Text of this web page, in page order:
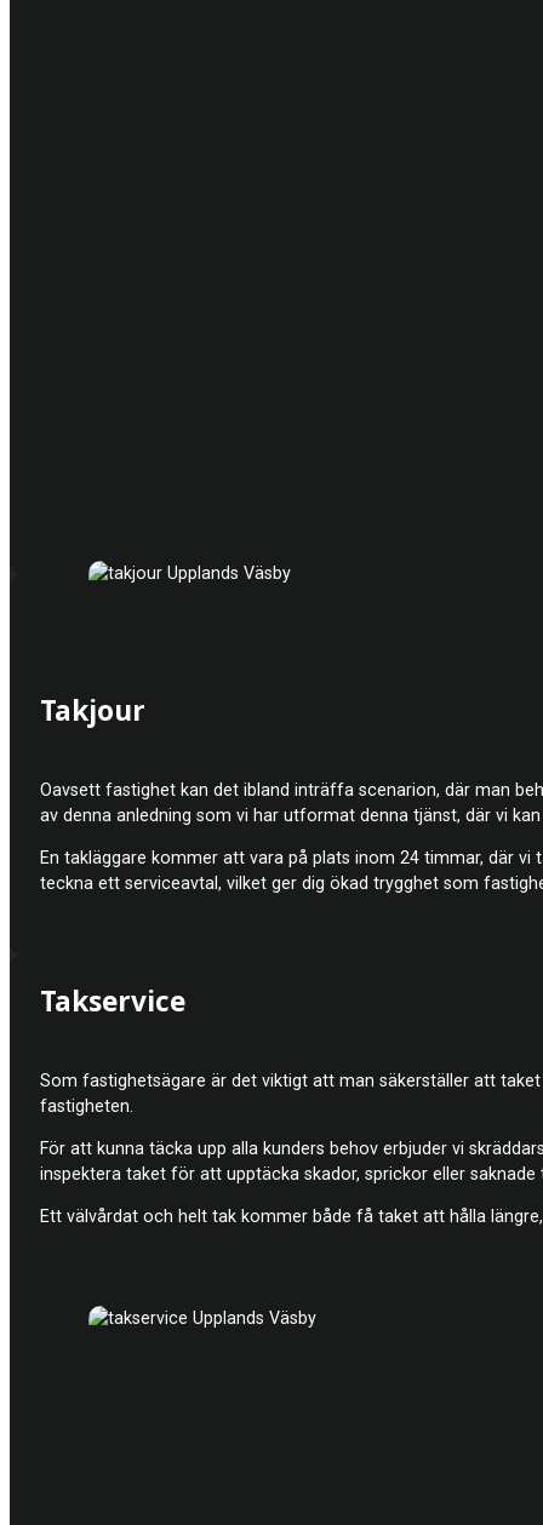
Takjour
Oavsett fastighet kan det ibland inträffa scenarion, där man
av denna anledning som vi har utformat denna tjänst, där vi
En takläggare kommer att vara på plats inom 24 timmar, där
teckna ett serviceavtal, vilket ger dig ökad trygghet som
Takservice
Som fastighetsägare är det viktigt att man säkerställer att
fastigheten.
För att kunna täcka upp alla kunders behov erbjuder vi
inspektera taket för att upptäcka skador, sprickor eller
Ett välvårdat och helt tak kommer både få taket att hålla